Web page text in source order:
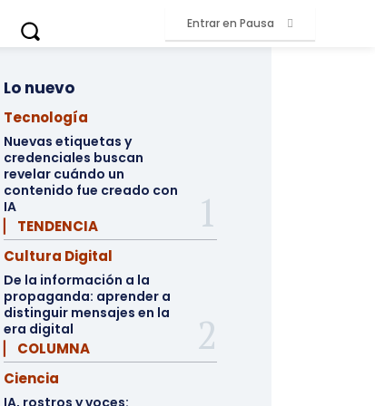
Entrar en Pausa
Lo nuevo
Tecnología
Nuevas etiquetas y
credenciales buscan
revelar cuándo un
contenido fue creado con
IA
▏ TENDENCIA
Cultura Digital
De la información a la
propaganda: aprender a
distinguir mensajes en la
era digital
▏ COLUMNA
Ciencia
IA, rostros y voces: